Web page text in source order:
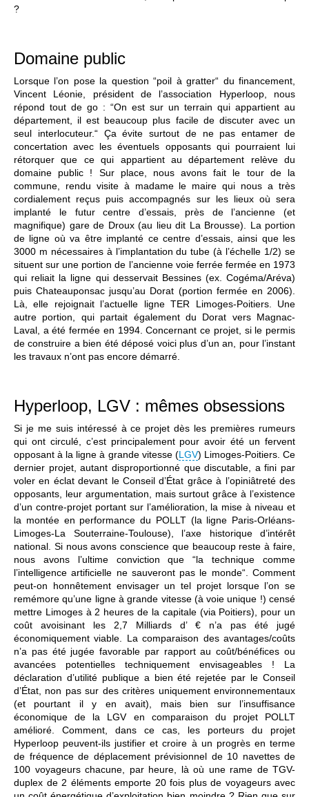
?
Domaine public
Lorsque l’on pose la question “poil à gratter“ du financement,
Vincent Léonie, président de l’association Hyperloop, nous
répond tout de go : “On est sur un terrain qui appartient au
département, il est beaucoup plus facile de discuter avec un
seul interlocuteur.“ Ça évite surtout de ne pas entamer de
concertation avec les éventuels opposants qui pourraient lui
rétorquer que ce qui appartient au département relève du
domaine public ! Sur place, nous avons fait le tour de la
commune, rendu visite à madame le maire qui nous a très
cordialement reçus puis accompagnés sur les lieux où sera
implanté le futur centre d’essais, près de l’ancienne (et
magnifique) gare de Droux (au lieu dit La Brousse). La portion
de ligne où va être implanté ce centre d’essais, ainsi que les
3000 m nécessaires à l’implantation du tube (à l’échelle 1/2) se
situent sur une portion de l’ancienne voie ferrée fermée en 1973
qui reliait la ligne qui desservait Bessines (ex. Cogéma/Aréva)
puis Chateauponsac jusqu’au Dorat (portion fermée en 2006).
Là, elle rejoignait l’actuelle ligne TER Limoges-Poitiers. Une
autre portion, qui partait également du Dorat vers Magnac-
Laval, a été fermée en 1994. Concernant ce projet, si le permis
de construire a bien été déposé voici plus d’un an, pour l’instant
les travaux n’ont pas encore démarré.
Hyperloop, LGV : mêmes obsessions
Si je me suis intéressé à ce projet dès les premières rumeurs
qui ont circulé, c’est principalement pour avoir été un fervent
opposant à la ligne à grande vitesse (LGV) Limoges-Poitiers. Ce
dernier projet, autant disproportionné que discutable, a fini par
voler en éclat devant le Conseil d’État grâce à l’opiniâtreté des
opposants, leur argumentation, mais surtout grâce à l’existence
d’un contre-projet portant sur l’amélioration, la mise à niveau et
la montée en performance du POLLT (la ligne Paris-Orléans-
Limoges-La Souterraine-Toulouse), l’axe historique d’intérêt
national. Si nous avons conscience que beaucoup reste à faire,
nous avons l’ultime conviction que “la technique comme
l’intelligence artificielle ne sauveront pas le monde“. Comment
peut-on honnêtement envisager un tel projet lorsque l’on se
remémore qu’une ligne à grande vitesse (à voie unique !) censé
mettre Limoges à 2 heures de la capitale (via Poitiers), pour un
coût avoisinant les 2,7 Milliards d’ € n’a pas été jugé
économiquement viable. La comparaison des avantages/coûts
n’a pas été jugée favorable par rapport au coût/bénéfices ou
avancées potentielles techniquement envisageables ! La
déclaration d’utilité publique a bien été rejetée par le Conseil
d’État, non pas sur des critères uniquement environnementaux
(et pourtant il y en avait), mais bien sur l’insuffisance
économique de la LGV en comparaison du projet POLLT
amélioré. Comment, dans ce cas, les porteurs du projet
Hyperloop peuvent-ils justifier et croire à un progrès en terme
de fréquence de déplacement prévisionnel de 10 navettes de
100 voyageurs chacune, par heure, là où une rame de TGV-
duplex de 2 éléments emporte 20 fois plus de voyageurs avec